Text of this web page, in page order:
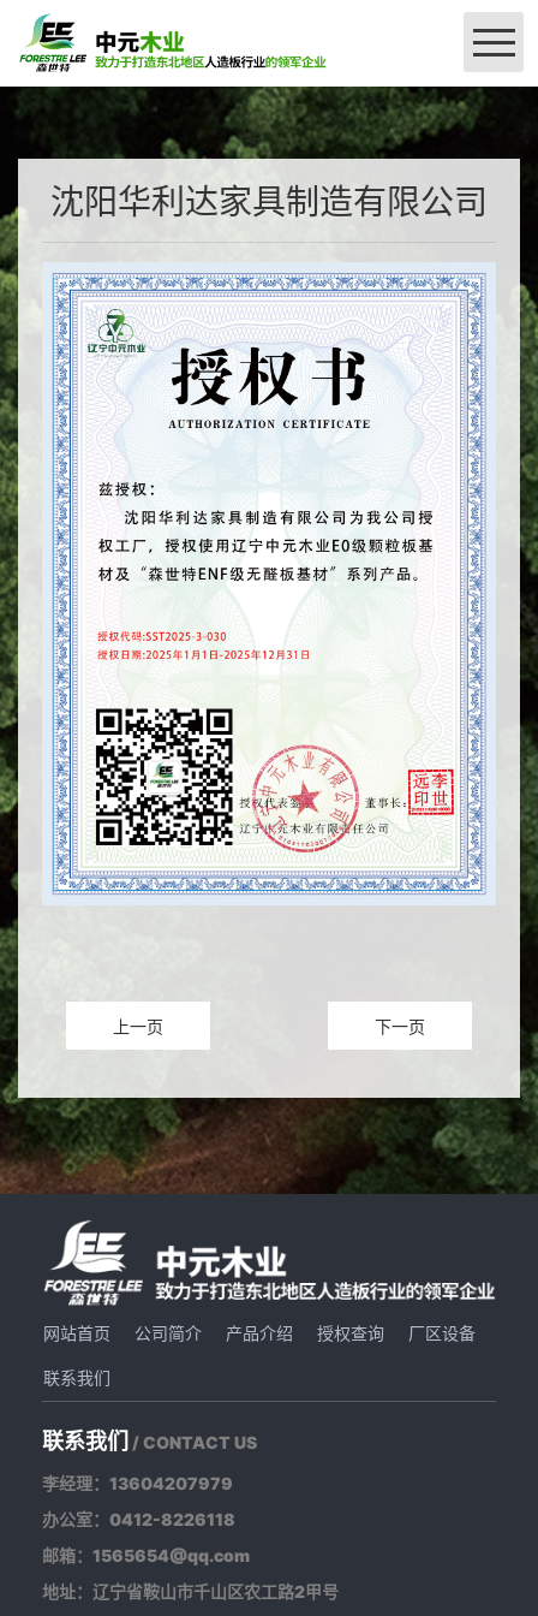
网站首页
公司简介
产品介绍
刨花板系列
密度板系列
授权查询 ＞
森世特精板授权（国产）
品牌授权
森世特甄选精板（进口）系列授权
工厂授权
厂区设备
联系我们
沈阳华利达家具制造有限公司
上一页 下一页
网站首页 公司简介 产品介绍 授权查询 厂区设备
联系我们
联系我们 / CONTACT US
李经理：13604207979
办公室：0412-8226118
邮箱：1565654@qq.com
地址：辽宁省鞍山市千山区农工路2甲号